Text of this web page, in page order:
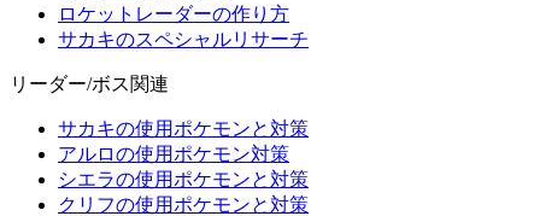
ロケットレーダーの作り方
サカキのスペシャルリサーチ
リーダー/ボス関連
サカキの使用ポケモンと対策
アルロの使用ポケモン対策
シエラの使用ポケモンと対策
クリフの使用ポケモンと対策